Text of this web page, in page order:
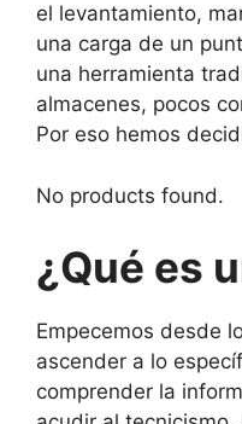
el levantamiento,
una carga de un
una herramienta
almacenes, pocos
Por eso hemos
No products found.
¿Qué es
Empecemos desde
ascender a lo
comprender la